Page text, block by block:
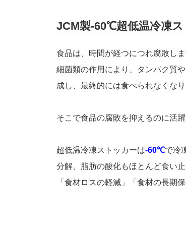
JCM製-60℃超低温冷凍
食品は、時間が経つにつれ腐敗し
細菌類の作用により、タンパク質
成し、最終的には食べられなくなり
そこで食品の腐敗を抑えるのに活
超低温冷凍ストッカーは-60℃で冷
分解、脂肪の酸化もほとんど食い
「食材ロスの軽減」「食材の長期